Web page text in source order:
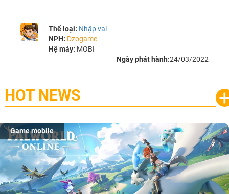
Thể loại: Nhập vai
NPH: Dzogame
Hệ máy: MOBI
Ngày phát hành:24/03/2022
HOT NEWS
Game mobile